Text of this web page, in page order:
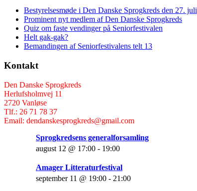
Bestyrelsesmøde i Den Danske Sprogkreds den 27. juli
Prominent nyt medlem af Den Danske Sprogkreds
Quiz om faste vendinger på Seniorfestivalen
Helt gak-gak?
Bemandingen af Seniorfestivalens telt 13
Kontakt
Den Danske Sprogkreds
Herlufsholmvej 11
2720 Vanløse
Tlf.: 26 71 78 37
Email: dendanskesprogkreds@gmail.com
Sprogkredsens generalforsamling
august 12 @ 17:00 - 19:00
Amager Litteraturfestival
september 11 @ 19:00 - 21:00